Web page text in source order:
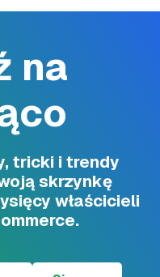
na
tricki i trendy
skrzynkę
właścicieli